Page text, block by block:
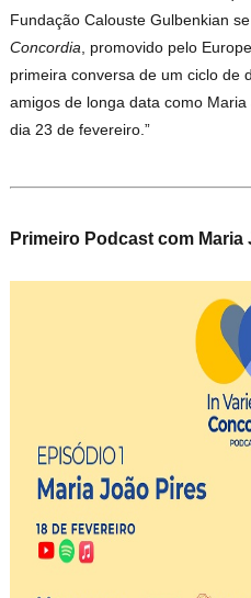
Fundação Calouste Gulbenkian
Concordia, promovido pelo
primeira conversa de um ciclo de
amigos de longa data como
dia 23 de fevereiro.”
Primeiro Podcast com Maria